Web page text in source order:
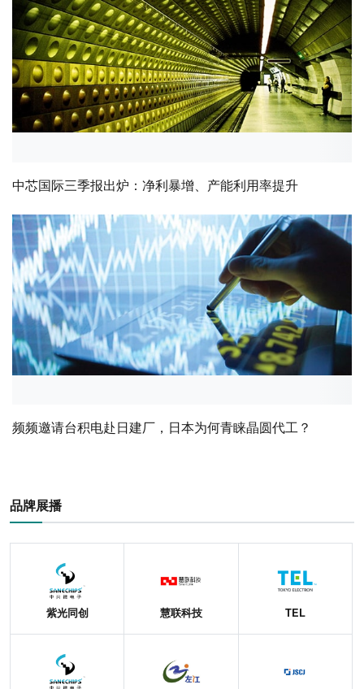
中芯国际三季报出炉：净利暴增、产能利用率提升
频频邀请台积电赴日建厂，日本为何青睐晶圆代工？
品牌展播
紫光同创 慧联科技 TEL